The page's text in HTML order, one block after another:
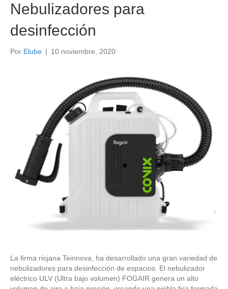
Nebulizadores para
desinfección
Por Elube | 10 noviembre, 2020
La firma riojana Teinnova, ha desarrollado una gran variedad de
nebulizadores para desinfección de espacios. El nebulizador
eléctrico ULV (Ultra bajo volumen) FOGAIR genera un alto